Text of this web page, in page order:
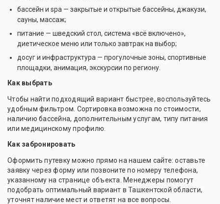
бассейн и spa — закрытые и открытые бассейны, джакузи,
сауны, массаж;
питание — шведский стол, система «всё включено»,
диетическое меню или только завтрак на выбор;
досуг и инфраструктура — прогулочные зоны, спортивные
площадки, анимация, экскурсии по региону.
Как выбрать
Чтобы найти подходящий вариант быстрее, воспользуйтесь
удобным фильтром. Сортировка возможна по стоимости,
наличию бассейна, дополнительным услугам, типу питания
или медицинскому профилю.
Как забронировать
Оформить путевку можно прямо на нашем сайте: оставьте
заявку через форму или позвоните по номеру телефона,
указанному на странице объекта. Менеджеры помогут
подобрать оптимальный вариант в Ташкентской области,
уточнят наличие мест и ответят на все вопросы.